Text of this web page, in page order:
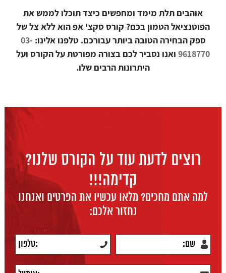
אוהבים תלת מימד ומחפשים כיצד תוכלו לממש את
הפוטנציאל הטמון בכם? קורס סקצ' אפ הוא ללא צל של
ספק הבחירה הטובה ביותר עבורכם. טלפנו אלינו: 03-
9618770ואנו נסביר לכם בצורה מפורטת על הקורס ועל
היתרונות הרבים שלו.
רוצים לדעת עוד על הקורס שלנו?
קדימה!!!
למה אתם מחכים? מלאו עכשיו את הפרטים ואנחנו
נחזור אלכם: